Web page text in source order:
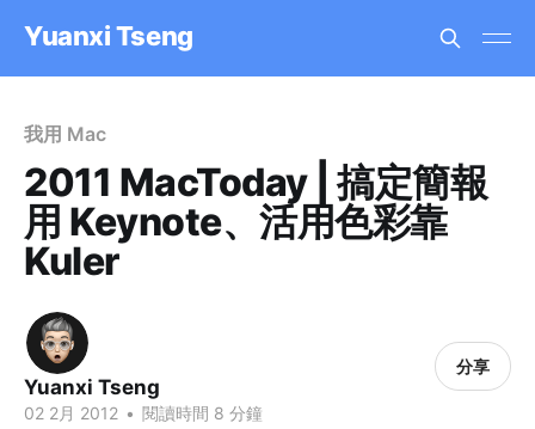
Yuanxi Tseng
我用 Mac
2011 MacToday | 搞定簡報
用 Keynote、活用色彩靠
Kuler
Yuanxi Tseng
02 2月 2012 • 閱讀時間 8 分鐘
分享